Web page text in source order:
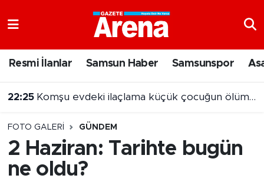
Resmi İlanlar Samsun Haber Samsunspor
21:55 Beşiktaş Hradec Kralove’yi 1-0 mağlup etti
FOTO GALERI GÜNDEM
2 Haziran: Tarihte bugün
ne oldu?
Samsun Namaz Vakitleri
Süper Lig Puan Durumu ve Fikstür